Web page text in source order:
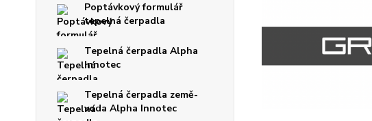
Poptávkový formulář
tepelná čerpadla
Tepelná čerpadla Alpha
Innotec
Tepelná čerpadla země-
voda Alpha Innotec